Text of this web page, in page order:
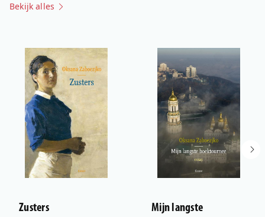
Bekijk alles
Zusters
Mijn langste